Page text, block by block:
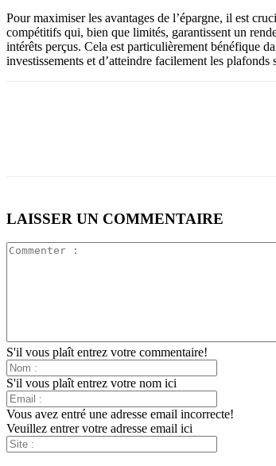
Pour maximiser les avantages de l’épargne, il est
compétitifs qui, bien que limités, garantissent un
intérêts perçus. Cela est particulièrement bénéfique
investissements et d’atteindre facilement les
LAISSER UN COMMENTAIRE
S'il vous plaît entrez votre commentaire!
S'il vous plaît entrez votre nom ici
Vous avez entré une adresse email incorrecte!
Veuillez entrer votre adresse email ici